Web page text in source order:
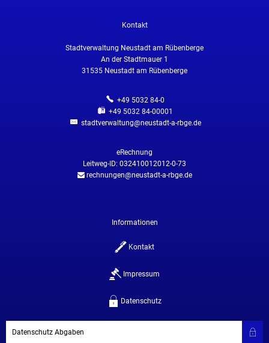
Kontakt
Stadtverwaltung Neustadt am Rübenberge
An der Stadtmauer 1
31535 Neustadt am Rübenberge
+49 5032 84-0
+49 5032 84-00001
stadtverwaltung@neustadt-a-rbge.de
eRechnung
Leitweg-ID: 032410012012-0-73
rechnungen@neustadt-a-rbge.de
Informationen
Kontakt
Impressum
Datenschutz
Datenschutz Abgaben